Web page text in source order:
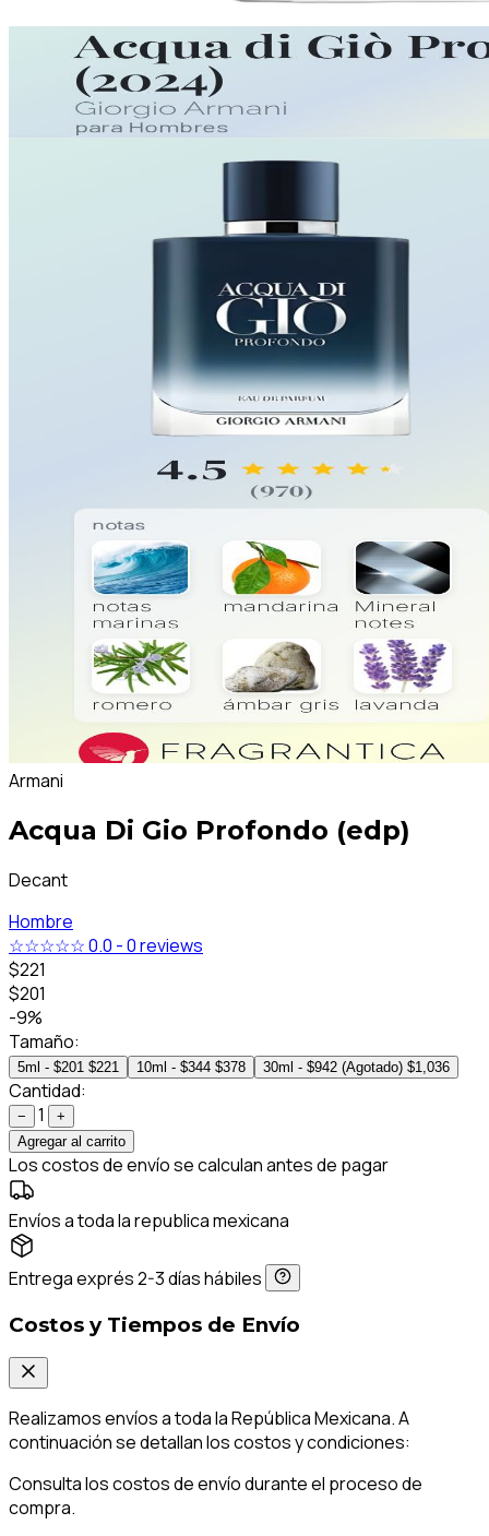
Armani
Acqua Di Gio Profondo (edp)
Decant
Hombre
☆☆☆☆☆0.0 -0 reviews
$221
$201
-9%
Tamaño:
5ml - $201 $221 10ml - $344 $378 30ml - $942 (Agotado) $1,036
Cantidad:
− 1
+
Agregar al carrito
Los costos de envío se calculan antes de pagar
Envíos a toda la republica mexicana
Entrega exprés 2-3 días hábiles
Costos y Tiempos de Envío
Realizamos envíos a toda la República Mexicana. A
continuación se detallan los costos y condiciones:
Consulta los costos de envío durante el proceso de
compra.